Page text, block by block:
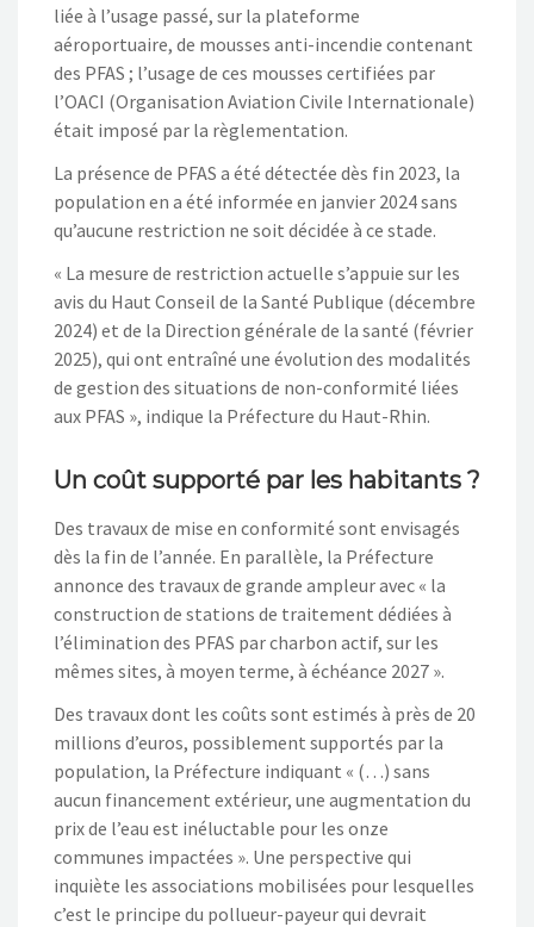
liée à l’usage passé, sur la plateforme
aéroportuaire, de mousses anti-incendie contenant
des PFAS ; l’usage de ces mousses certifiées par
l’OACI (Organisation Aviation Civile Internationale)
était imposé par la règlementation.
La présence de PFAS a été détectée dès fin 2023, la
population en a été informée en janvier 2024 sans
qu’aucune restriction ne soit décidée à ce stade.
« La mesure de restriction actuelle s’appuie sur les
avis du Haut Conseil de la Santé Publique (décembre
2024) et de la Direction générale de la santé (février
2025), qui ont entraîné une évolution des modalités
de gestion des situations de non-conformité liées
aux PFAS », indique la Préfecture du Haut-Rhin.
Un coût supporté par les habitants ?
Des travaux de mise en conformité sont envisagés
dès la fin de l’année. En parallèle, la Préfecture
annonce des travaux de grande ampleur avec « la
construction de stations de traitement dédiées à
l’élimination des PFAS par charbon actif, sur les
mêmes sites, à moyen terme, à échéance 2027 ».
Des travaux dont les coûts sont estimés à près de 20
millions d’euros, possiblement supportés par la
population, la Préfecture indiquant « (…) sans
aucun financement extérieur, une augmentation du
prix de l’eau est inéluctable pour les onze
communes impactées ». Une perspective qui
inquiète les associations mobilisées pour lesquelles
c’est le principe du pollueur-payeur qui devrait